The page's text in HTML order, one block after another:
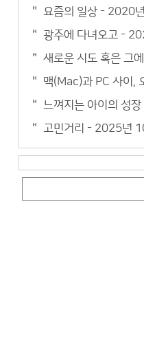
요즘의 일상 - 2020
광주에 다녀오고 -
새로운 시도 혹은 그
맥(Mac)과 PC 사이,
느껴지는 아이의 성
고민거리 - 2025년